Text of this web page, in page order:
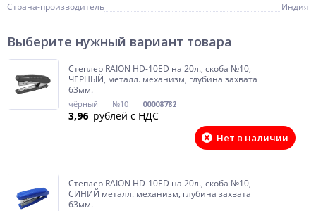
Страна-производитель
Индия
Выберите нужный вариант товара
Степлер RAION HD-10ED на 20л., скоба №10,
ЧЕРНЫЙ, металл. механизм, глубина захвата
63мм.
чёрный №10 00008782
3,96 рублей с НДС
Нет в наличии
Степлер RAION HD-10ED на 20л., скоба №10,
СИНИЙ металл. механизм, глубина захвата
63мм.